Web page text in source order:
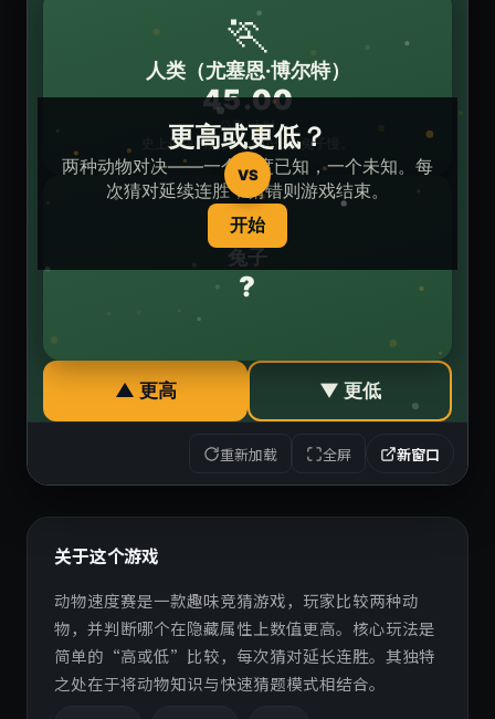
重新加载 全屏 新窗口
关于这个游戏
动物速度赛是一款趣味竞猜游戏，玩家比较两种动
物，并判断哪个在隐藏属性上数值更高。核心玩法是
简单的“高或低”比较，每次猜对延长连胜。其独特
之处在于将动物知识与快速猜题模式相结合。